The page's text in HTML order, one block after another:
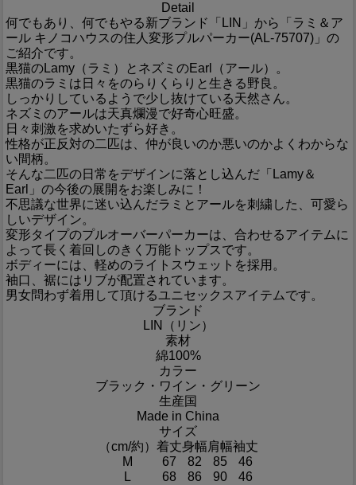
Detail
何でもあり、何でもやる新ブランド「LIN」から「ラミ＆ア
ール キノコハウスの住人変形プルパーカー(AL-75707)」の
ご紹介です。
黒猫のLamy（ラミ）とネズミのEarl（アール）。
黒猫のラミは日々をのらりくらりと生きる野良。
しっかりしているようで少し抜けている天然さん。
ネズミのアールは天真爛漫で好奇心旺盛。
日々刺激を求めいたずら好き。
性格が正反対の二匹は、仲が良いのか悪いのかよくわからな
い間柄。
そんな二匹の日常をデザインに落とし込んだ「Lamy＆
Earl」の今後の展開をお楽しみに！
不思議な世界に迷い込んだラミとアールを刺繍した、可愛ら
しいデザイン。
変形タイプのプルオーバーパーカーは、合わせるアイテムに
よって長く着回しのきく万能トップスです。
ボディーには、軽めのライトスウェットを採用。
袖口、裾にはリブが配置されています。
男女問わず着用して頂けるユニセックスアイテムです。
ブランド
LIN（リン）
素材
綿100%
カラー
ブラック・ワイン・グリーン
生産国
Made in China
サイズ
（cm/約） 着丈身幅肩幅袖丈
M
67 82 85
46
L
68 86 90 46